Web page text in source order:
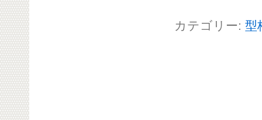
カテゴリー: 型